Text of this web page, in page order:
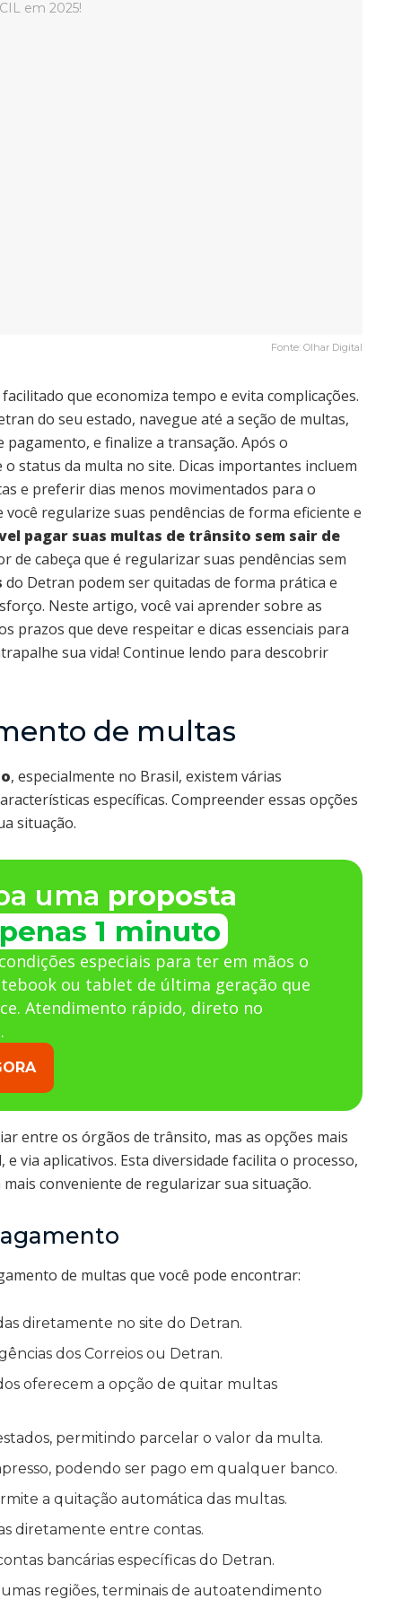
Fonte: Olhar Digital
que economiza tempo e evita complicações.
do seu estado, navegue até a seção de multas,
e finalize a transação. Após o
status da multa no site. Dicas importantes incluem
e preferir dias menos movimentados para o
regularize suas pendências de forma eficiente e
pagar suas multas de trânsito sem sair de
cabeça que é regularizar suas pendências sem
do Detran podem ser quitadas de forma prática e
Neste artigo, você vai aprender sobre as
prazos que deve respeitar e dicas essenciais para
sua vida! Continue lendo para descobrir
de multas
, especialmente no Brasil, existem várias
específicas. Compreender essas opções
situação.
uma proposta
1 minuto
especiais para ter em mãos o
ou tablet de última geração que
Atendimento rápido, direto no
entre os órgãos de trânsito, mas as opções mais
via aplicativos. Esta diversidade facilita o processo,
conveniente de regularizar sua situação.
de multas que você pode encontrar:
diretamente no site do Detran.
dos Correios ou Detran.
oferecem a opção de quitar multas
permitindo parcelar o valor da multa.
podendo ser pago em qualquer banco.
a quitação automática das multas.
diretamente entre contas.
bancárias específicas do Detran.
regiões, terminais de autoatendimento